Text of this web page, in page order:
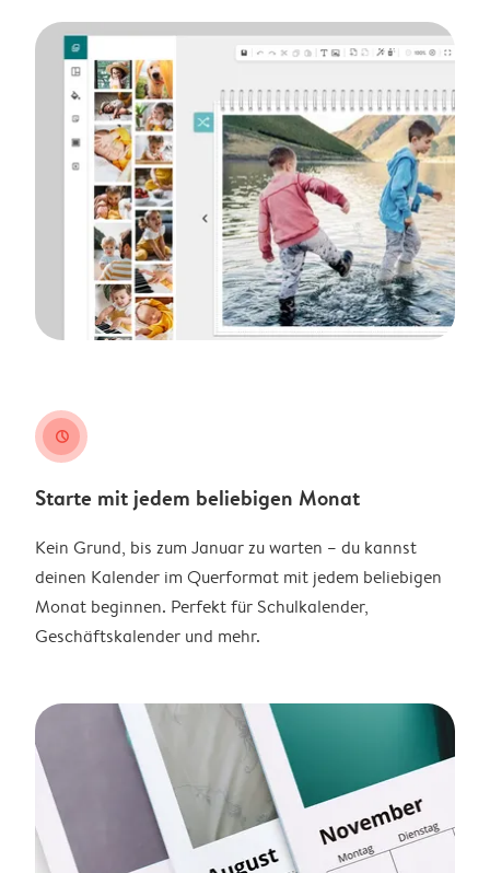
clock
Starte mit jedem beliebigen Monat
Kein Grund, bis zum Januar zu warten – du kannst
deinen Kalender im Querformat mit jedem beliebigen
Monat beginnen. Perfekt für Schulkalender,
Geschäftskalender und mehr.